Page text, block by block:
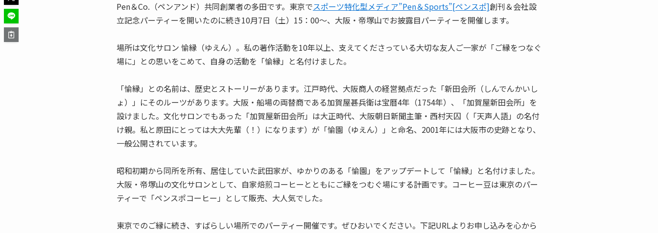
Pen＆Co.（ペンアンド）共同創業者の多田です。東京でスポーツ特化型メディア”Pen＆Sports”[ペンスポ]創刊＆会社設
立記念パーティーを開いたのに続き10月7日（土）15：00～、大阪・帝塚山でお披露目パーティーを開催します。
場所は文化サロン 愉縁（ゆえん）。私の著作活動を10年以上、支えてくださっている大切な友人ご一家が「ご縁をつなぐ
場に」との思いをこめて、自身の活動を「愉縁」と名付けました。
「愉縁」との名前は、歴史とストーリーがあります。江戸時代、大阪商人の経営拠点だった「新田会所（しんでんかいし
ょ）」にそのルーツがあります。大阪・船場の両替商である加賀屋甚兵衛は宝暦4年（1754年）、「加賀屋新田会所」を
設けました。文化サロンでもあった「加賀屋新田会所」は大正時代、大阪朝日新聞主筆・西村天囚（「天声人語」の名付
け親。私と原田にとっては大大先輩（！）になります）が「愉園（ゆえん）」と命名、2001年には大阪市の史跡となり、
一般公開されています。
昭和初期から同所を所有、居住していた武田家が、ゆかりのある「愉園」をアップデートして「愉縁」と名付けました。
大阪・帝塚山の文化サロンとして、自家焙煎コーヒーとともにご縁をつむぐ場にする計画です。コーヒー豆は東京のパー
ティーで「ペンスポコーヒー」として販売、大人気でした。
東京でのご縁に続き、すばらしい場所でのパーティー開催です。ぜひおいでください。下記URLよりお申し込みを心から